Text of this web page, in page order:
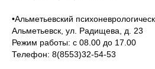
•Альметьевский
Альметьевск, ул. Радищева, д. 23
Режим работы: с 08.00 до 17.00
Телефон: 8(8553)32-54-53